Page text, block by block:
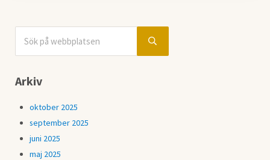
Sidebar
Submit search
Arkiv
oktober 2025
september 2025
juni 2025
maj 2025